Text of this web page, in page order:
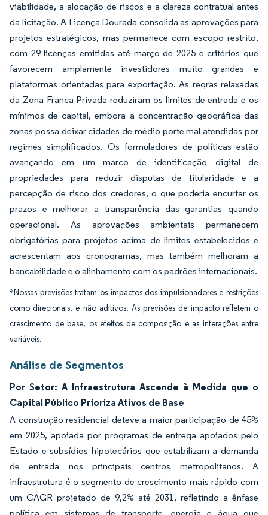
viabilidade, a alocação de riscos e a clareza contratual antes
da licitação. A Licença Dourada consolida as aprovações para
projetos estratégicos, mas permanece com escopo restrito,
com 29 licenças emitidas até março de 2025 e critérios que
favorecem amplamente investidores muito grandes e
plataformas orientadas para exportação. As regras relaxadas
da Zona Franca Privada reduziram os limites de entrada e os
mínimos de capital, embora a concentração geográfica das
zonas possa deixar cidades de médio porte mal atendidas por
regimes simplificados. Os formuladores de políticas estão
avançando em um marco de identificação digital de
propriedades para reduzir disputas de titularidade e a
percepção de risco dos credores, o que poderia encurtar os
prazos e melhorar a transparência das garantias quando
operacional. As aprovações ambientais permanecem
obrigatórias para projetos acima de limites estabelecidos e
acrescentam aos cronogramas, mas também melhoram a
bancabilidade e o alinhamento com os padrões internacionais.
*Nossas previsões tratam os impactos dos impulsionadores e restrições
como direcionais, e não aditivos. As previsões de impacto refletem o
crescimento de base, os efeitos de composição e as interações entre
variáveis.
Análise de Segmentos
Por Setor: A Infraestrutura Ascende à Medida que o
Capital Público Prioriza Ativos de Base
A construção residencial deteve a maior participação de 45%
em 2025, apoiada por programas de entrega apoiados pelo
Estado e subsídios hipotecários que estabilizam a demanda
de entrada nos principais centros metropolitanos. A
infraestrutura é o segmento de crescimento mais rápido com
um CAGR projetado de 9,2% até 2031, refletindo a ênfase